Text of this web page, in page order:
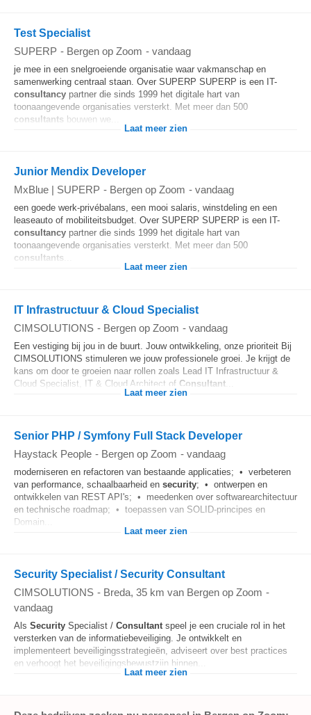
Test Specialist
SUPERP - Bergen op Zoom - vandaag
je mee in een snelgroeiende organisatie waar vakmanschap en
samenwerking centraal staan. Over SUPERP SUPERP is een IT-
consultancy partner die sinds 1999 het digitale hart van
toonaangevende organisaties versterkt. Met meer dan 500
consultants bouwen we...
Laat meer zien
Junior Mendix Developer
MxBlue | SUPERP - Bergen op Zoom - vandaag
een goede werk-privébalans, een mooi salaris, winstdeling en een
leaseauto of mobiliteitsbudget. Over SUPERP SUPERP is een IT-
consultancy partner die sinds 1999 het digitale hart van
toonaangevende organisaties versterkt. Met meer dan 500
consultants
Laat meer zien
IT Infrastructuur & Cloud Specialist
CIMSOLUTIONS - Bergen op Zoom - vandaag
Een vestiging bij jou in de buurt. Jouw ontwikkeling, onze prioriteit Bij
CIMSOLUTIONS stimuleren we jouw professionele groei. Je krijgt de
kans om door te groeien naar rollen zoals Lead IT Infrastructuur &
Cloud Specialist, IT & Cloud Architect of Consultant
Laat meer zien
Senior PHP / Symfony Full Stack Developer
Haystack People - Bergen op Zoom - vandaag
moderniseren en refactoren van bestaande applicaties; • verbeteren
van performance, schaalbaarheid en security; • ontwerpen en
ontwikkelen van REST API's; • meedenken over softwarearchitectuur
en technische roadmap; • toepassen van SOLID-principes en
Domain...
Laat meer zien
Security Specialist / Security Consultant
CIMSOLUTIONS - Breda, 35 km van Bergen op Zoom -
vandaag
Als Security Specialist / Consultantspeel je een cruciale rol in het
versterken van de informatiebeveiliging. Je ontwikkelt en
implementeert beveiligingsstrategieën, adviseert over best practices
en verhoogt het beveiligingsbewustzijn binnen...
Laat meer zien